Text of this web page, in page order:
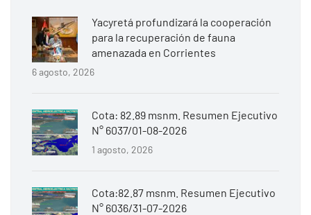
Yacyretá profundizará la cooperación
para la recuperación de fauna
amenazada en Corrientes
6 agosto, 2026
Cota: 82.89 msnm. Resumen Ejecutivo
N° 6037/01-08-2026
1 agosto, 2026
Cota:82.87 msnm. Resumen Ejecutivo
N° 6036/31-07-2026